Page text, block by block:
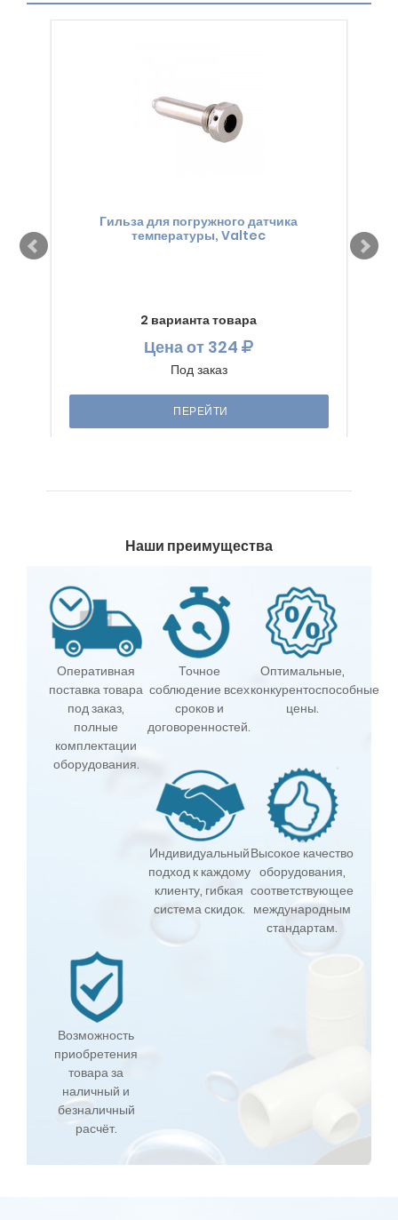
Гильза для погружного датчика
температуры, Valtec
2 варианта товара
Ценаот 324
Под заказ
ПЕРЕЙТИ
Наши преимущества
Оперативная
поставка товара
под заказ,
полные
комплектации
оборудования.
Точное
соблюдение всех
сроков и
договоренностей.
Оптимальные,
конкурентоспособные
цены.
Индивидуальный
подход к каждому
клиенту, гибкая
система скидок.
Высокое качество
оборудования,
соответствующее
международным
стандартам.
Возможность
приобретения
товара за
наличный и
безналичный
расчёт.